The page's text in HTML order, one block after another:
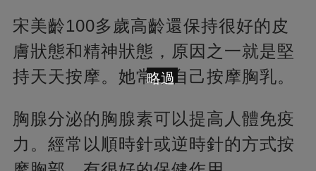
宋美齡100多歲高齡還保持很好的皮
膚狀態和精神狀態，原因之一就是堅
持天天按摩。她常給自己按摩胸乳。
胸腺分泌的胸腺素可以提高人體免疫
力。經常以順時針或逆時針的方式按
略過